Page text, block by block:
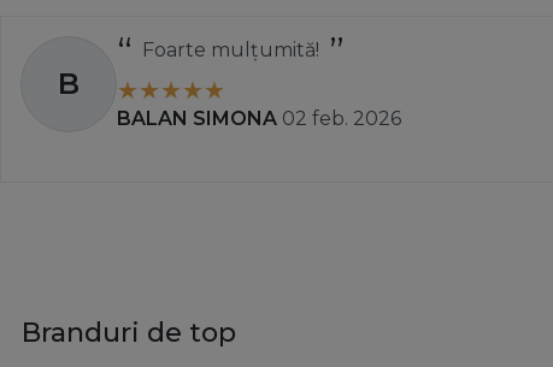
B
Foarte mulțumită!
BALAN SIMONA 02 feb. 2026
Branduri de top